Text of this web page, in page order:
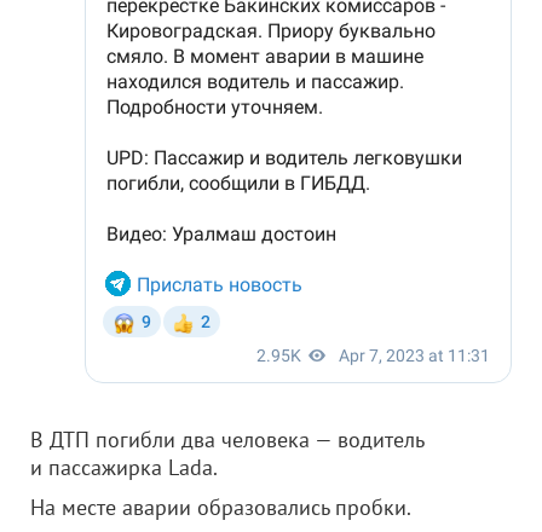
В ДТП погибли два человека — водитель
и пассажирка Lada.
На месте аварии образовались пробки.